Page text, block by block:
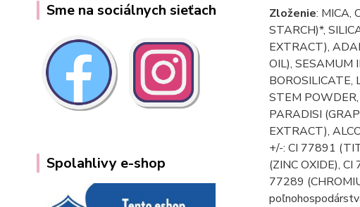
Sme na sociálnych sieťach
Spolahlivy e-shop
Zloženie: MICA,
STARCH)*,
EXTRACT),
OIL), SESAMUM
BOROSILICATE,
STEM
PARADISI
EXTRACT),
+/-: CI 77891
(ZINC OXIDE),
77289